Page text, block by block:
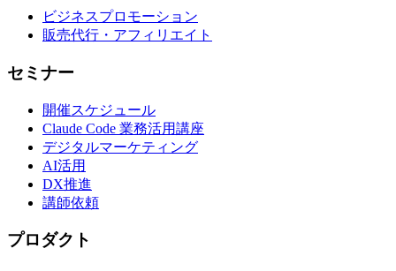
ビジネスプロモーション
販売代行・アフィリエイト
セミナー
開催スケジュール
Claude Code 業務活用講座
デジタルマーケティング
AI活用
DX推進
講師依頼
プロダクト